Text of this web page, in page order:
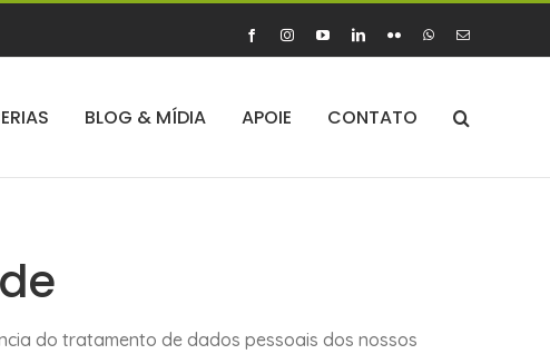
FacebookInstagramYouTubeLinkedInFlickrWhatsApp
E-
BLOG & MÍDIA APOIE CONTATO
do tratamento de dados pessoais dos nossos